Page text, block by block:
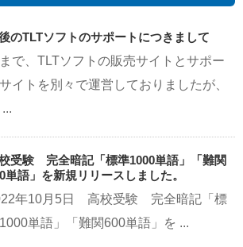
のTLTソフトのサポートにつきまして
で、TLTソフトの販売サイトとサポー
サイトを別々で運営しておりましたが、
受験 完全暗記「標準1000単語」「難関
単語」を新規リリースしました。
年10月5日 高校受験 完全暗記「標
単語」「難関600単語」を ...